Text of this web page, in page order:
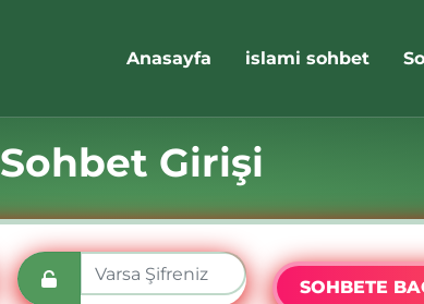
Anasayfa islami sohbet
Sohbet Girişi
SOHBETE